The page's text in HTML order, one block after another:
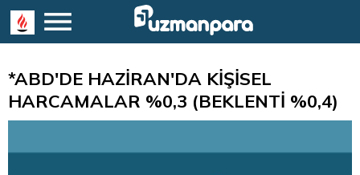
*ABD'DE HAZİRAN'DA KİŞİSEL
HARCAMALAR %0,3 (BEKLENTİ %0,4)